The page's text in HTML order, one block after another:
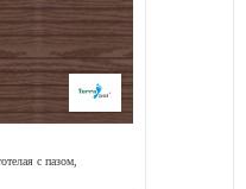
с пазом,